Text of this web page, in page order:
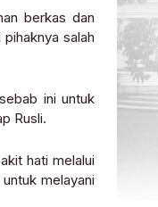
berkas dan
salah
ini untuk
Rusli.
hati melalui
melayani